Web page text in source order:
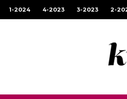
1-2024 4-2023 3-2023 2-